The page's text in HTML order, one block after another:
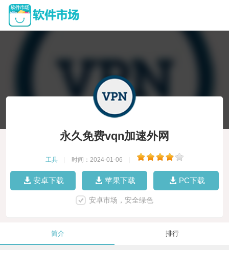
永久免费vqn加速外网
工具 时间：2024-01-06
安卓下载 苹果下载 PC下载
安卓市场，安全绿色
简介 排行